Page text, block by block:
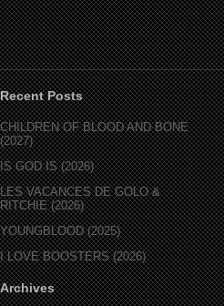
Recent Posts
CHILDREN OF BLOOD AND BONE
(2027)
IS GOD IS (2026)
LES VACANCES DE GOLO &
RITCHIE (2026)
YOUNGBLOOD (2025)
I LOVE BOOSTERS (2026)
Archives